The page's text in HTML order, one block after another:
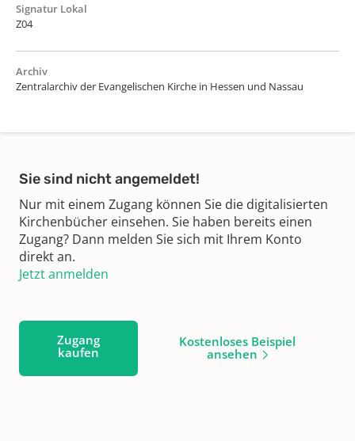
Signatur Lokal
Z04
Archiv
Zentralarchiv der Evangelischen Kirche in Hessen und Nassau
Sie sind nicht angemeldet!
Nur mit einem Zugang können Sie die digitalisierten
Kirchenbücher einsehen. Sie haben bereits einen
Zugang? Dann melden Sie sich mit Ihrem Konto
direkt an.
Jetzt anmelden
Zugang
kaufen
Kostenloses Beispiel
ansehen